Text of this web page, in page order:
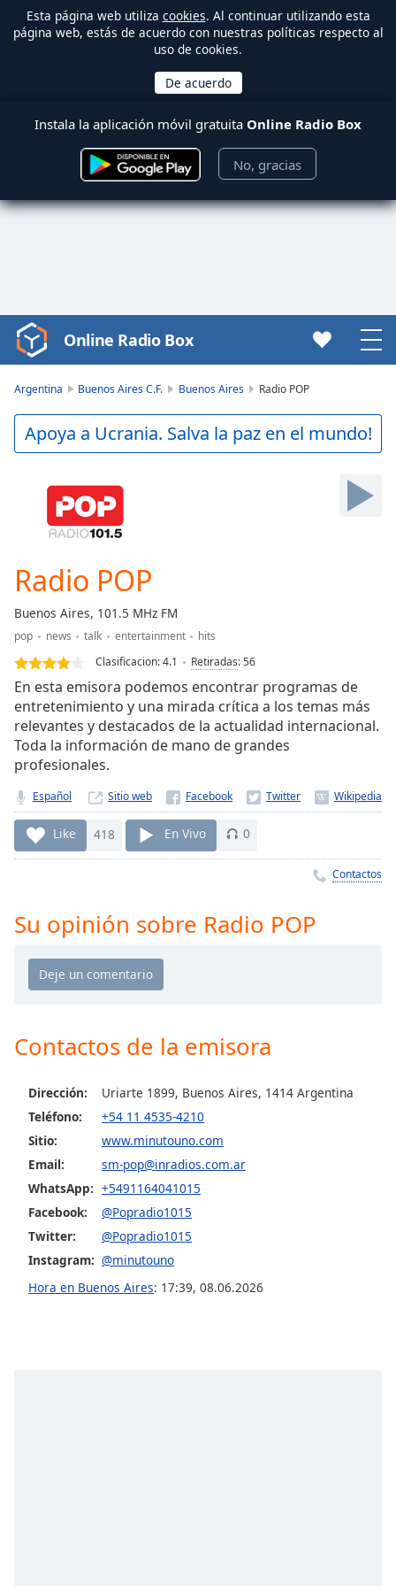
Esta página web utiliza cookies. Al continuar utilizando esta
página web, estás de acuerdo con nuestras políticas respecto al
uso de cookies.
Instala la aplicación móvil gratuita Online Radio Box
No, gracias
Video
Player
Play
Video
Backward
Forward
Current
Time0:00
Loaded:
0.00%
Stream
TypeLIVE
Seek to
live,
currently
behind
live
Remaining
Time-
Chapters
descriptions
selected
Subtitles
subtitles
settings
opens
subtitles
settings
subtitles
off,
Online Radio Box
Argentina Buenos Aires C.F. Buenos Aires Radio POP
Apoya a Ucrania. Salva la paz en el mundo!
Radio POP
Buenos Aires, 101.5 MHz FM
pop news talk entertainment
hits
Clasificacion:4.1 Retiradas:56
En esta emisora podemos encontrar programas de
entretenimiento y una mirada crítica a los temas más
relevantes y destacados de la actualidad internacional.
Toda la información de mano de grandes
profesionales.
Español Sitio web
Like 418 En Vivo 0
Contactos
Su opinión sobre Radio POP
Contactos de la emisora
Dirección:
Uriarte 1899, Buenos Aires, 1414 Argentina
Teléfono:
+54 11 4535-4210
Sitio:
www.minutouno.com
Email:
sm-pop@inradios.com.ar
WhatsApp: +5491164041015
Facebook:
@Popradio1015
Twitter:
@Popradio1015
Instagram: @minutouno
Hora en Buenos Aires: 17:39, 08.06.2026